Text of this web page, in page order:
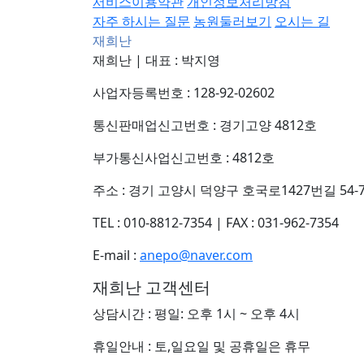
자주 하시는 질문 농원둘러보기 오시는 길
재희난
재희난 | 대표 : 박지영
사업자등록번호 : 128-92-02602
통신판매업신고번호 : 경기고양 4812호
부가통신사업신고번호 : 4812호
주소 : 경기 고양시 덕양구 호국로1427번길 54-
TEL : 010-8812-7354 | FAX : 031-962-7354
E-mail : anepo@naver.com
재희난 고객센터
상담시간 : 평일: 오후 1시 ~ 오후 4시
휴일안내 : 토,일요일 및 공휴일은 휴무